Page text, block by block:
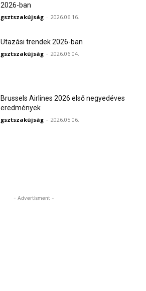
2026-ban
gsztszakújság - 2026.06.16.
Utazási trendek 2026-ban
gsztszakújság - 2026.06.04.
Brussels Airlines 2026 első negyedéves
eredmények
gsztszakújság - 2026.05.06.
- Advertisment -